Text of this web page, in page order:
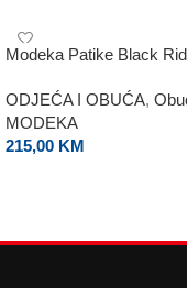
Modeka Patike Black
ODJEĆA I OBUĆA,
MODEKA
215,00 KM